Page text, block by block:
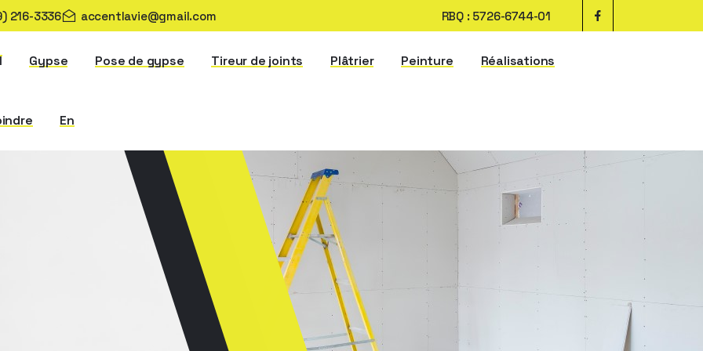
216-3336 accentlavie@gmail.com RBQ : 5726-6744-01
Gypse Pose de gypse Tireur de joints Plâtrier Peinture Réalisations
En